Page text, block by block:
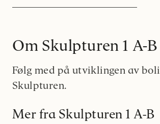
Om Skulpturen 1 A-B
Følg med på utviklingen av
Skulpturen.
Mer fra Skulpturen 1 A-B